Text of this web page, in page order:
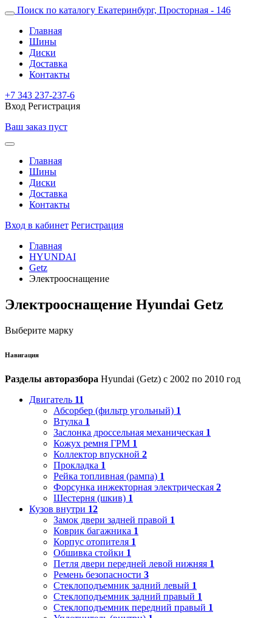
Поиск по каталогу Екатеринбург, Просторная - 146
Главная
Шины
Диски
Доставка
Контакты
+7 343 237-237-6
Вход Регистрация
Ваш заказ пуст
Главная
Шины
Диски
Доставка
Контакты
Вход в кабинет Регистрация
Главная
HYUNDAI
Getz
Электрооснащение
Электрооснащение Hyundai Getz
Выберите марку
Навигация
Разделы авторазбора Hyundai (Getz) с 2002 по 2010 год
Двигатель 11
Абсорбер (фильтр угольный) 1
Втулка 1
Заслонка дроссельная механическая 1
Кожух ремня ГРМ 1
Коллектор впускной 2
Прокладка 1
Рейка топливная (рампа) 1
Форсунка инжекторная электрическая 2
Шестерня (шкив) 1
Кузов внутри 12
Замок двери задней правой 1
Коврик багажника 1
Корпус отопителя 1
Обшивка стойки 1
Петля двери передней левой нижняя 1
Ремень безопасности 3
Стеклоподъемник задний левый 1
Стеклоподъемник задний правый 1
Стеклоподъемник передний правый 1